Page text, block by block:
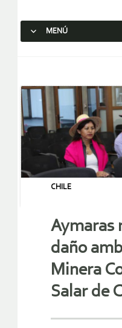
MENÚ
CHILE
Aymaras
daño
Minera
Salar de